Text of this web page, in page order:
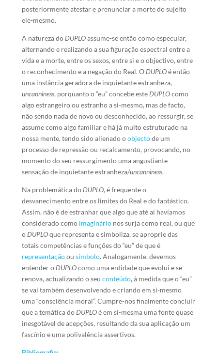
posteriormente atestar e prenunciar a morte do sujeito
ele-mesmo.
A natureza do DUPLOassume-se então como especular,
alternando e realizando a sua figuração espectral entre a
vida e a morte, entre os sexos, entre si e o objectivo, entre
o reconhecimento e a negação do Real. O DUPLOé então
uma instância geradora de inquietante estranheza,
uncanniness, porquanto o “eu” concebe este DUPLOcomo
algo estrangeiro ou estranho a si-mesmo, mas de facto,
não sendo nada de novo ou desconhecido, ao ressurgir, se
assume como algo familiar e há já muito estruturado na
nossa mente, tendo sido alienado oobjectode um
processo de repressão ou recalcamento, provocando, no
momento do seu ressurgimento uma angustiante
sensação de inquietante estranheza/uncanniness.
Na problemática do DUPLO, é frequente o
desvanecimento entre os limites do Real e do fantástico.
Assim, não é de estranhar que algo que até aí havíamos
considerado como imaginárionos surja como real, ou que
o DUPLOque representa e simboliza, se aproprie das
totais competências e funções do “eu” de que é
representaçãoou símbolo. Analogamente, devemos
entender o DUPLOcomo uma entidade que evolui e se
renova, actualizando o seu conteúdo, à medida que o “eu”
se vai também desenvolvendo e criando em si-mesmo
uma “consciência moral”. Cumpre-nos finalmente concluir
que a temática do DUPLOé em si-mesma uma fonte quase
inesgotável de acepções, resultando da sua aplicação um
fascínio e uma polivalência assertivos.